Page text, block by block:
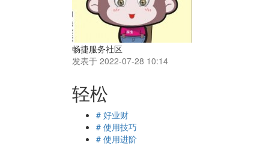
畅捷服务社区
发表于 2022-07-28 10:14
轻松
# 好业财
# 使用技巧
# 使用进阶